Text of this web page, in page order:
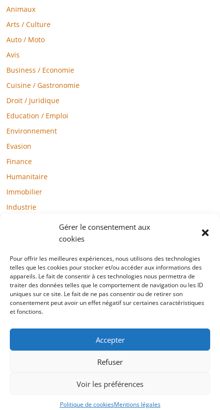
Gérer le consentement aux
cookies
Pour offrir les meilleures expériences, nous utilisons des technologies
telles que les cookies pour stocker et/ou accéder aux informations des
appareils. Le fait de consentir à ces technologies nous permettra de
traiter des données telles que le comportement de navigation ou les ID
uniques sur ce site. Le fait de ne pas consentir ou de retirer son
consentement peut avoir un effet négatif sur certaines caractéristiques
et fonctions.
Accepter
Refuser
Voir les préférences
Politique de cookiesMentions légales
Animaux
Arts / Culture
Auto / Moto
Avis
Business / Economie
Cuisine / Gastronomie
Droit / Juridique
Education / Emploi
Environnement
Evasion
Finance
Humanitaire
Immobilier
Industrie
Mode / Beauté / Bien-être
Santé
Société
Sports
Technologie / Internet
Mentions légales